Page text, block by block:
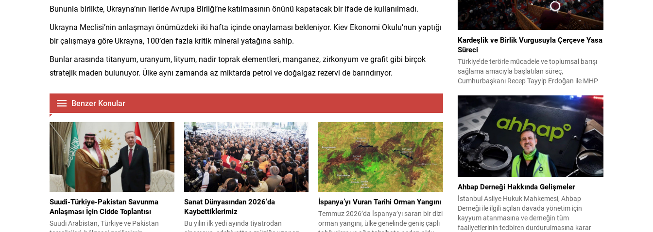
Bununla birlikte, Ukrayna’nın ileride Avrupa Birliği’ne katılmasının önünü kapatacak bir ifade de kullanılmadı.
Ukrayna Meclisi’nin anlaşmayı önümüzdeki iki hafta içinde onaylaması bekleniyor. Kiev Ekonomi Okulu’nun yaptığı
bir çalışmaya göre Ukrayna, 100’den fazla kritik mineral yatağına sahip.
Bunlar arasında titanyum, uranyum, lityum, nadir toprak elementleri, manganez, zirkonyum ve grafit gibi birçok
stratejik maden bulunuyor. Ülke aynı zamanda az miktarda petrol ve doğalgaz rezervi de barındırıyor.
Benzer Konular
Suudi-Türkiye-Pakistan Savunma
Anlaşması İçin Cidde Toplantısı
Suudi Arabistan, Türkiye ve Pakistan
Sanat Dünyasından 2026’da
Kaybettiklerimiz
Bu yılın ilk yedi ayında tiyatrodan
İspanya’yı Vuran Tarihi Orman Yangını
Temmuz 2026’da İspanya’yı saran bir dizi
orman yangını, ülke genelinde geniş çaplı
Kardeşlik ve Birlik Vurgusuyla Çerçeve Yasa
Süreci
Türkiye’de terörle mücadele ve toplumsal barışı
sağlama amacıyla başlatılan süreç,
Cumhurbaşkanı Recep Tayyip Erdoğan ile MHP
bir döneme girdi. Yaklaşık iki yıldır devam eden
çalışmaların ardından şimdi sürecin yasal zemini,
12 maddelik bir çerçeve yasa ile şekillendiriliyor.
Bugün komisyonda görüşülecek olan bu yasa
taslağı,...
Ahbap Derneği Hakkında Gelişmeler
İstanbul Asliye Hukuk Mahkemesi, Ahbap
Derneği ile ilgili açılan davada yönetim için
kayyum atanmasına ve derneğin tüm
faaliyetlerinin tedbiren durdurulmasına karar